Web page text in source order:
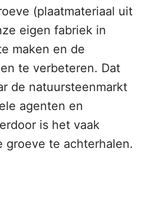
(plaatmateriaal uit
eigen fabriek in
maken en de
te verbeteren. Dat
de natuursteenmarkt
agenten en
is het vaak
groeve te achterhalen.